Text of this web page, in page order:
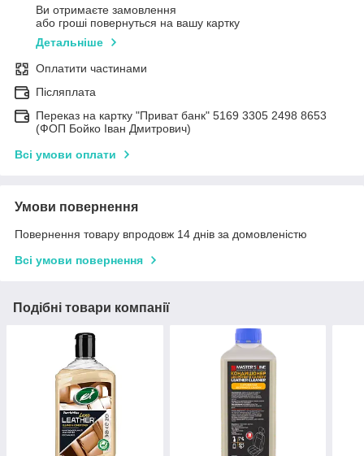
Ви отримаєте замовлення
або гроші повернуться на вашу картку
Детальніше
Оплатити частинами
Післяплата
Переказ на картку "Приват банк" 5169 3305 2498 8653
(ФОП Бойко Іван Дмитрович)
Всі умови оплати
Умови повернення
Повернення товару впродовж 14 днів за домовленістю
Всі умови повернення
Подібні товари компанії